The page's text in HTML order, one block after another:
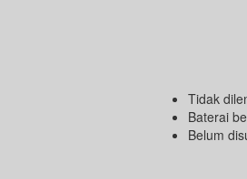
Tidak
Baterai
Belum